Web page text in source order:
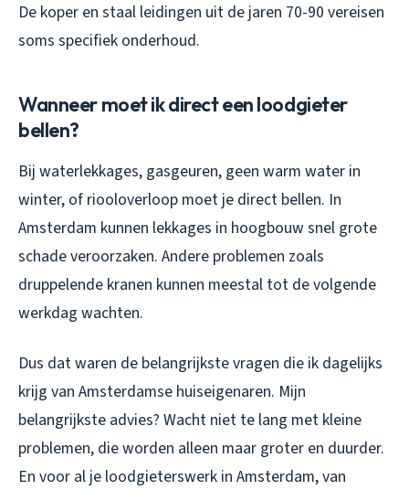
De koper en staal leidingen uit de jaren 70-90 vereisen
soms specifiek onderhoud.
Wanneer moet ik direct een loodgieter
bellen?
Bij waterlekkages, gasgeuren, geen warm water in
winter, of riooloverloop moet je direct bellen. In
Amsterdam kunnen lekkages in hoogbouw snel grote
schade veroorzaken. Andere problemen zoals
druppelende kranen kunnen meestal tot de volgende
werkdag wachten.
Dus dat waren de belangrijkste vragen die ik dagelijks
krijg van Amsterdamse huiseigenaren. Mijn
belangrijkste advies? Wacht niet te lang met kleine
problemen, die worden alleen maar groter en duurder.
En voor al je loodgieterswerk in Amsterdam, van